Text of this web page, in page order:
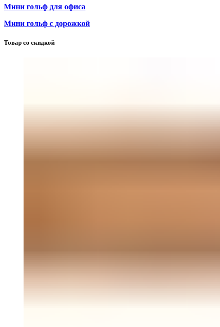
Мини гольф для офиса
Мини гольф с дорожкой
Товар со скидкой